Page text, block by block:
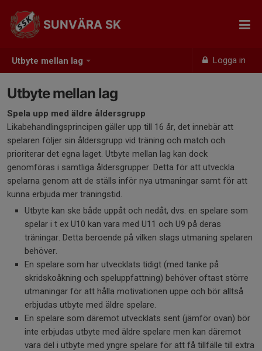
Utbyte mellan lag Logga in
SUNVÄRA SK
Utbyte mellan lag
Spela upp med äldre åldersgrupp
Likabehandlingsprincipen gäller upp till 16 år, det innebär att
spelaren följer sin åldersgrupp vid träning och match och
prioriterar det egna laget. Utbyte mellan lag kan dock
genomföras i samtliga åldersgrupper. Detta för att utveckla
spelarna genom att de ställs inför nya utmaningar samt för att
kunna erbjuda mer träningstid.
Utbyte kan ske både uppåt och nedåt, dvs. en spelare som
spelar i t ex U10 kan vara med U11 och U9 på deras
träningar. Detta beroende på vilken slags utmaning spelaren
behöver.
En spelare som har utvecklats tidigt (med tanke på
skridskoåkning och speluppfattning) behöver oftast större
utmaningar för att hålla motivationen uppe och bör alltså
erbjudas utbyte med äldre spelare.
En spelare som däremot utvecklats sent (jämför ovan) bör
inte erbjudas utbyte med äldre spelare men kan däremot
vara del i utbyte med yngre spelare för att få tillfälle till extra